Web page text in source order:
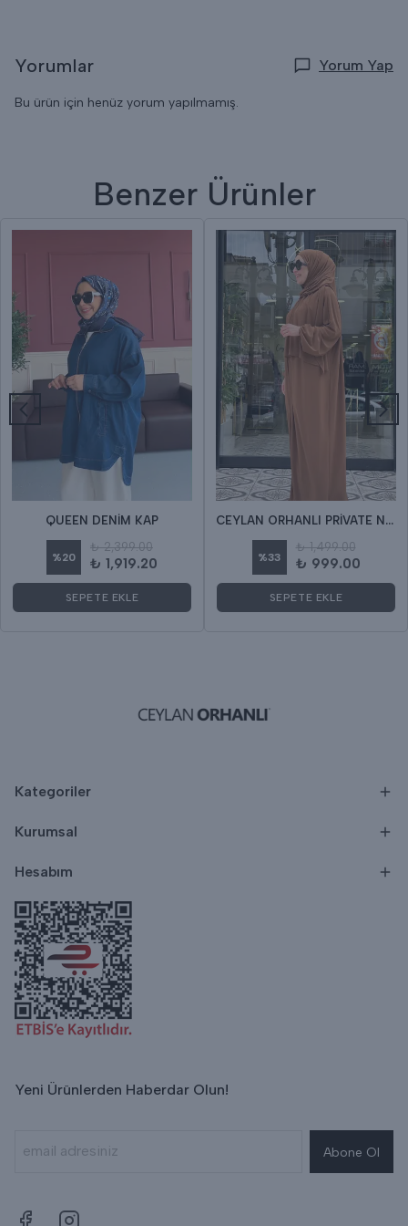
Yorumlar Yorum Yap
Bu ürün için henüz yorum yapılmamış.
Benzer Ürünler
QUEEN DENİM KAP
%20
₺ 2,399.00
₺ 1,919.20
SEPETE EKLE
CEYLAN ORHANLI PRİVATE NEFES NAMAZ ELBİSE
%33
₺ 1,499.00
₺ 999.00
SEPETE EKLE
Kategoriler
Kurumsal
Hesabım
Yeni Ürünlerden Haberdar Olun!
Abone Ol